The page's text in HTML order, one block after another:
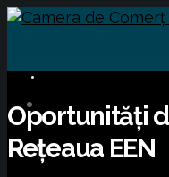
Oportunități
Rețeaua EEN